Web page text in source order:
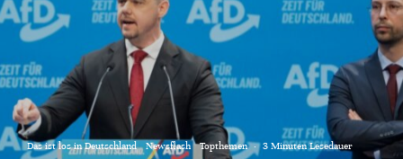
Das ist los in Deutschland Newsflash Topthemen · 3 Minuten Lesedauer